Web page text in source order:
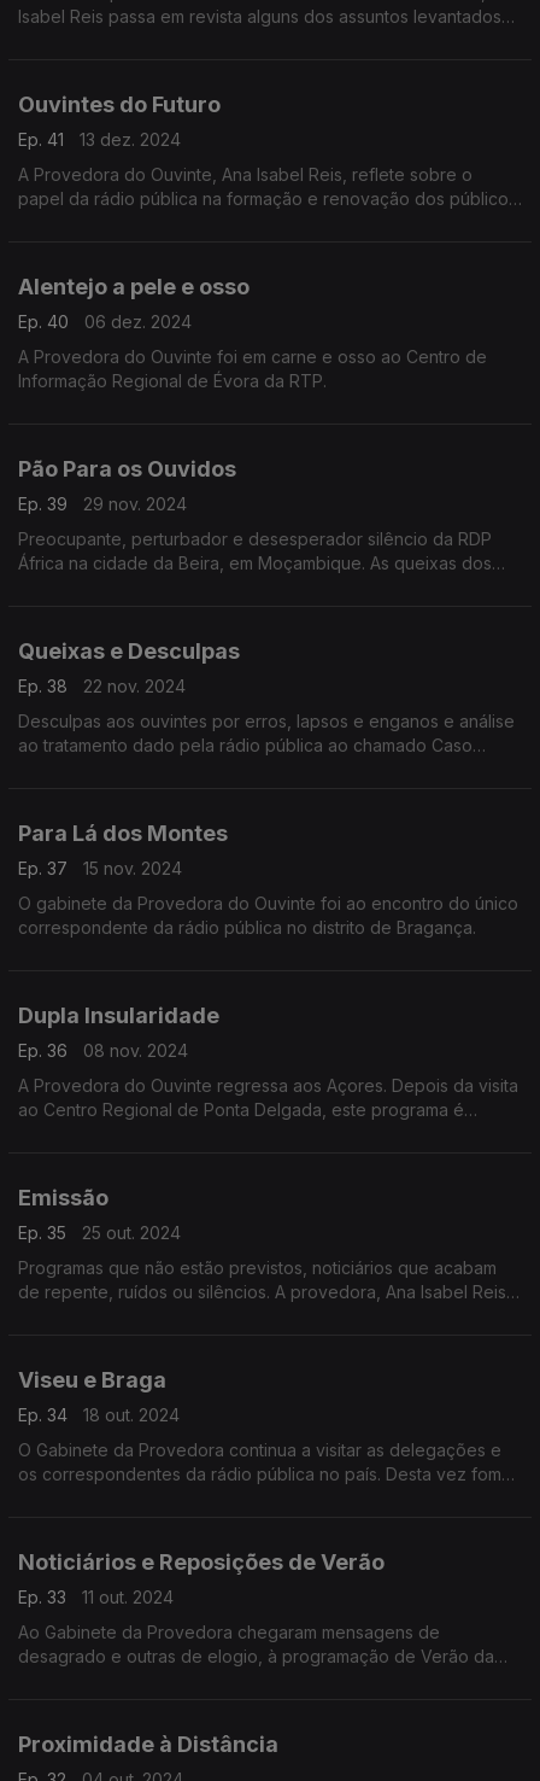
Isabel Reis passa em revista alguns dos assuntos levantados
Ouvintes do Futuro
Ep. 41
13 dez. 2024
A Provedora do Ouvinte, Ana Isabel Reis, reflete sobre o
papel da rádio pública na formação e renovação dos públicos
Alentejo a pele e osso
Ep. 40
06 dez. 2024
A Provedora do Ouvinte foi em carne e osso ao Centro de
Informação Regional de Évora da RTP.
Pão Para os Ouvidos
Ep. 39
29 nov. 2024
Preocupante, perturbador e desesperador silêncio da RDP
África na cidade da Beira, em Moçambique. As queixas dos
Queixas e Desculpas
Ep. 38
22 nov. 2024
Desculpas aos ouvintes por erros, lapsos e enganos e análise
ao tratamento dado pela rádio pública ao chamado Caso
Para Lá dos Montes
Ep. 37
15 nov. 2024
O gabinete da Provedora do Ouvinte foi ao encontro do único
correspondente da rádio pública no distrito de Bragança.
Dupla Insularidade
Ep. 36
08 nov. 2024
A Provedora do Ouvinte regressa aos Açores. Depois da visita
ao Centro Regional de Ponta Delgada, este programa é
Emissão
Ep. 35
25 out. 2024
Programas que não estão previstos, noticiários que acabam
de repente, ruídos ou silêncios. A provedora, Ana Isabel Reis,
Viseu e Braga
Ep. 34
18 out. 2024
O Gabinete da Provedora continua a visitar as delegações e
os correspondentes da rádio pública no país. Desta vez fomos
Noticiários e Reposições de Verão
Ep. 33
11 out. 2024
Ao Gabinete da Provedora chegaram mensagens de
desagrado e outras de elogio, à programação de Verão da
Proximidade à Distância